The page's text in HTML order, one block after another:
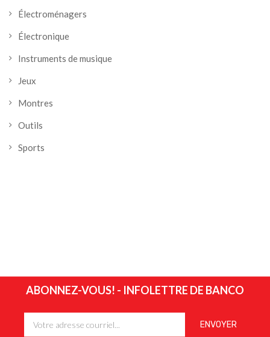
Électroménagers
Électronique
Instruments de musique
Jeux
Montres
Outils
Sports
ABONNEZ-VOUS! - INFOLETTRE DE BANCO